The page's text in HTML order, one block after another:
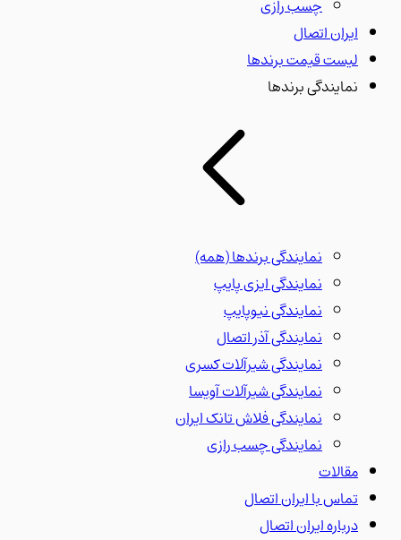
چسب رازی
ایران اتصال
لیست قیمت برندها
نمایندگی برندها
نمایندگی برندها(همه)
نمایندگی ایزی پایپ
نمایندگی نیوپایپ
نمایندگی آذر اتصال
نمایندگی شیرآلات کسری
نمایندگی شیرآلات آویسا
نمایندگی فلاش تانک ایران
نمایندگی چسب رازی
مقالات
تماس با ایران اتصال
درباره ایران اتصال